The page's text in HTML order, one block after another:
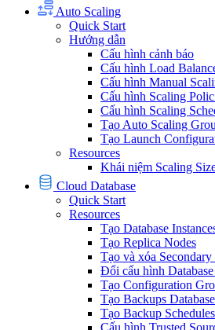
Auto Scaling
Quick Start
Hướng dẫn
Cấu hình cảnh báo
Cấu hình Load
Cấu hình Manual
Cấu hình Scaling
Cấu hình Scaling
Tạo Auto Scaling
Tạo Launch
Resources
Khái niệm Scaling
Cloud Database
Quick Start
Resources
Tạo Database
Tạo Replica Nodes
Tạo và xóa
Đổi cấu hình
Tạo Configuration
Tạo Backups Database
Tạo Backup Schedules
Cấu hình Trusted